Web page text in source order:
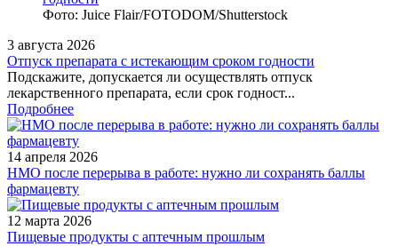
Фото: Juice Flair/FOTODOM/Shutterstoсk
3 августа 2026
Отпуск препарата с истекающим сроком годности
Подскажите, допускается ли осуществлять отпуск
лекарственного препарата, если срок годност...
Подробнее
14 апреля 2026
НМО после перерыва в работе: нужно ли сохранять баллы
фармацевту
12 марта 2026
Пищевые продукты с аптечным прошлым